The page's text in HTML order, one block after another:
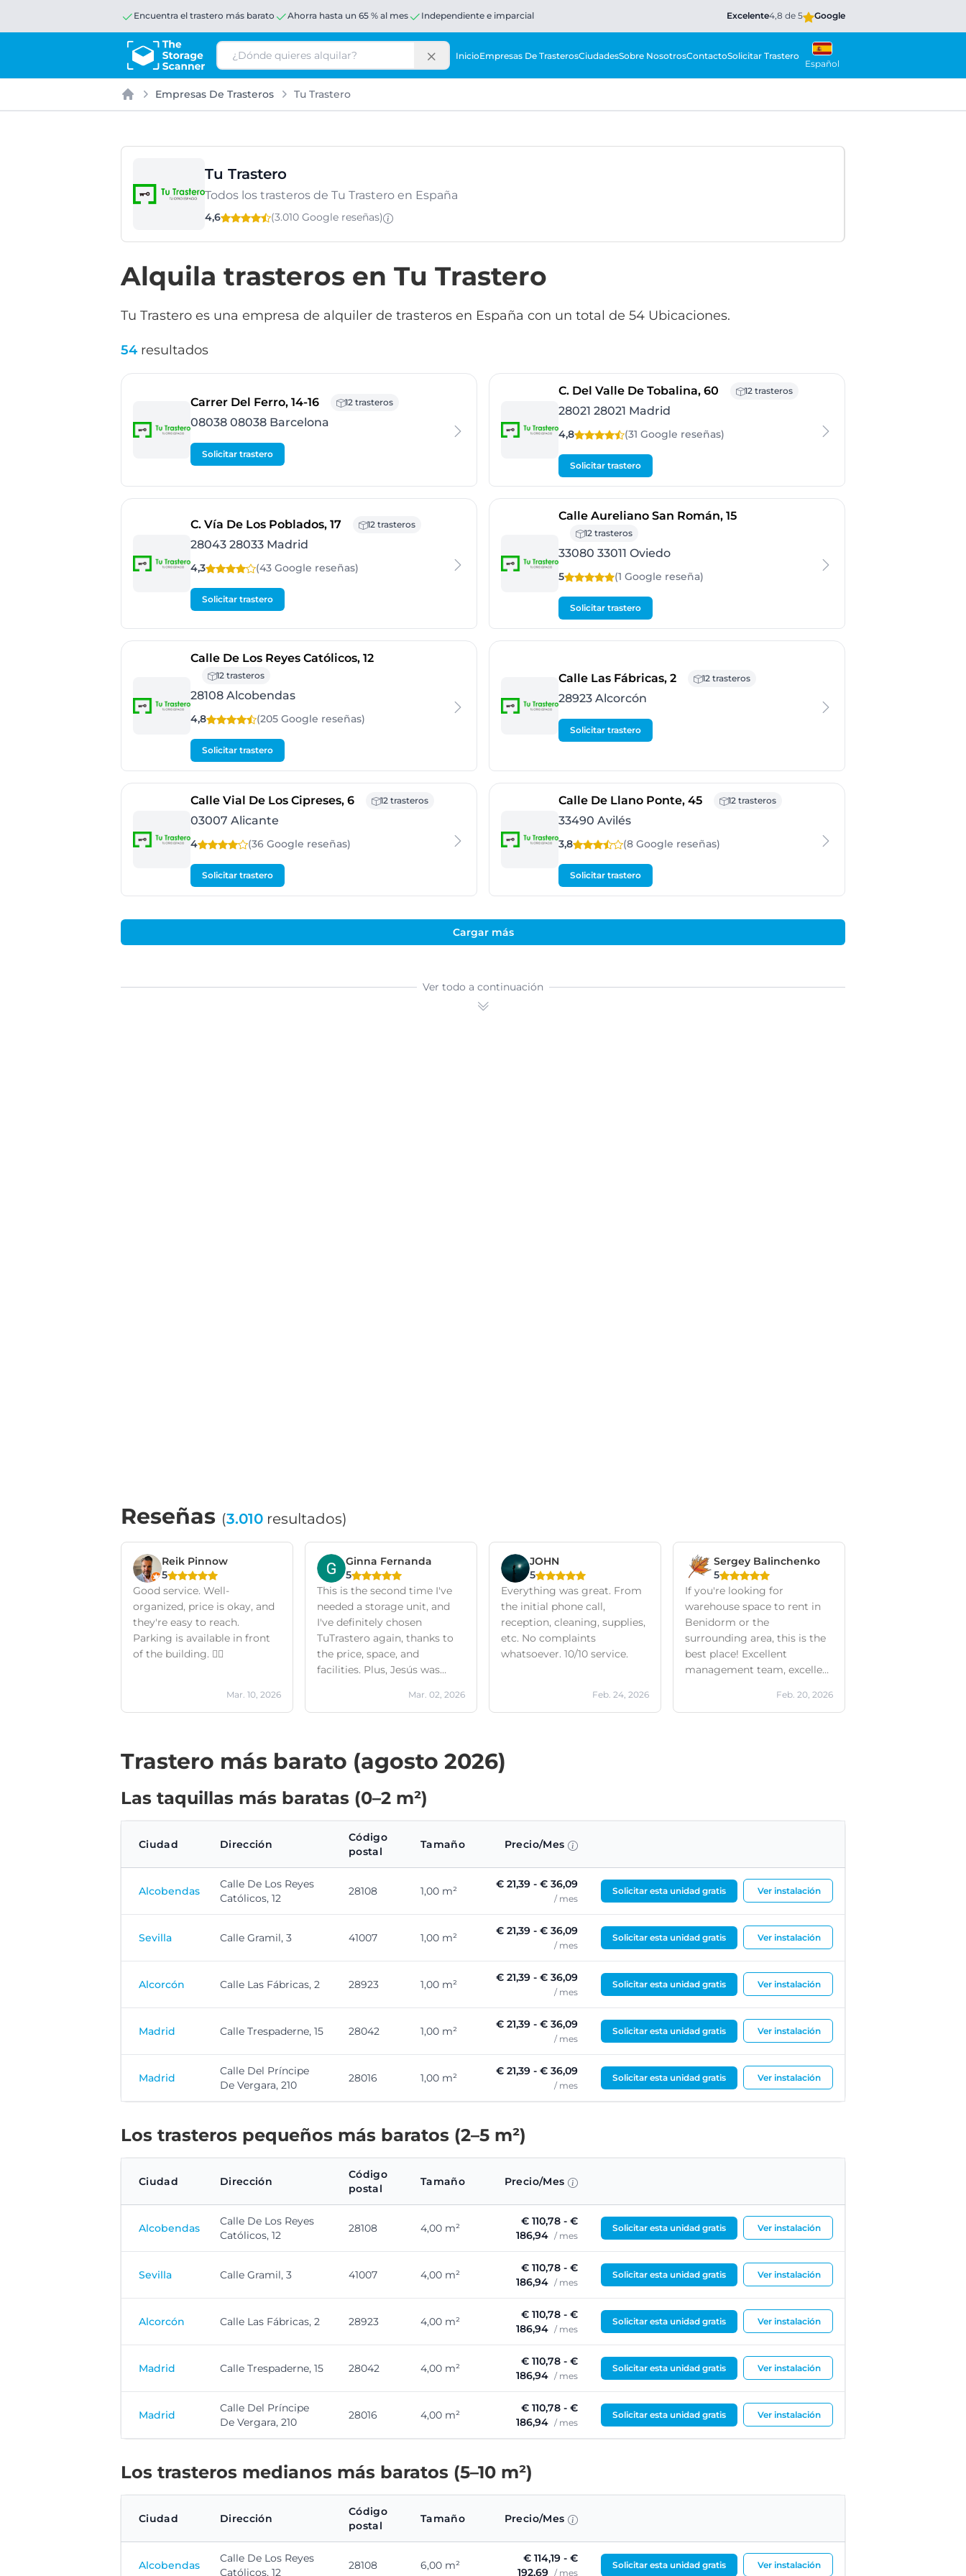
Encuentra el trastero más barato Ahorra hasta un 65 % al mes Independiente e imparcial Excelente4,8 de 5 Google
Buscar InicioEmpresas De TrasterosCiudadesSobre NosotrosContactoSolicitar Trastero
Español
Inicio
Empresas De Trasteros Tu Trastero
Tu Trastero
Todos los trasteros de Tu Trastero en España
4,6 (3.010 Google reseñas)
Alquila trasteros en Tu Trastero
Tu Trastero es una empresa de alquiler de trasteros en España con un total de 54 Ubicaciones.
54 resultados
Carrer Del Ferro, 14-16- 08038 Barcelona
12 trasteros
08038 08038 Barcelona
Solicitar trastero
C. Del Valle De Tobalina, 60 - 28021 Madrid
12 trasteros
28021 28021 Madrid
4,8 (31 Google reseñas)
Solicitar trastero
C. Vía De Los Poblados, 17- 28033 Madrid
12 trasteros
28043 28033 Madrid
4,3 (43 Google reseñas)
Solicitar trastero
Calle Aureliano San Román, 15- 33011 Oviedo
12 trasteros
33080 33011 Oviedo
5 (1 Google reseña)
Solicitar trastero
Calle De Los Reyes Católicos, 12- Alcobendas
12 trasteros
28108 Alcobendas
4,8 (205 Google reseñas)
Solicitar trastero
Calle Las Fábricas, 2- Alcorcón
12 trasteros
28923 Alcorcón
Solicitar trastero
Calle Vial De Los Cipreses, 6- Alicante
12 trasteros
03007 Alicante
4 (36 Google reseñas)
Solicitar trastero
Calle De Llano Ponte, 45- Avilés12 trasteros
33490 Avilés
3,8 (8 Google reseñas)
Solicitar trastero
Cargar más
Ver todo a continuación
Reseñas (3.010 resultados)
Reik Pinnow
5
Good service. Well-
organized, price is okay, and
they're easy to reach.
Parking is available in front
of the building. 👌🏻
Mar. 10, 2026
Ginna Fernanda
5
This is the second time I've
needed a storage unit, and
I've definitely chosen
TuTrastero again, thanks to
the price, space, and
facilities. Plus, Jesús was
Mar. 02, 2026
JOHN
5
Everything was great. From
the initial phone call,
reception, cleaning, supplies,
etc. No complaints
whatsoever. 10/10 service.
Feb. 24, 2026
Sergey Balinchenko
5
If you're looking for
warehouse space to rent in
Benidorm or the
surrounding area, this is the
best place! Excellent
management team, excellent
Feb. 20, 2026
Trastero más barato (agosto 2026)
Las taquillas más baratas (0–2 m²)
Ciudad Dirección
Código
postal
Tamaño Precio/Mes
Alcobendas
Calle De Los Reyes
Católicos, 12
28108 1,00 m²
€ 21,39 - € 36,09
/ mes
Solicitar esta unidad gratis Ver instalación
Sevilla Calle Gramil, 3 41007 1,00 m²
€ 21,39 - € 36,09
/ mes
Solicitar esta unidad gratis Ver instalación
Alcorcón Calle Las Fábricas, 2 28923 1,00 m²
€ 21,39 - € 36,09
/ mes
Solicitar esta unidad gratis Ver instalación
Madrid Calle Trespaderne, 15 28042 1,00 m²
€ 21,39 - € 36,09
/ mes
Solicitar esta unidad gratis Ver instalación
Madrid
Calle Del Príncipe
De Vergara, 210
28016 1,00 m²
€ 21,39 - € 36,09
/ mes
Solicitar esta unidad gratis Ver instalación
Los trasteros pequeños más baratos (2–5 m²)
Ciudad Dirección
Código
postal
Tamaño Precio/Mes
Alcobendas
Calle De Los Reyes
Católicos, 12
28108 4,00 m²
€ 110,78 - €
186,94 / mes
Solicitar esta unidad gratis Ver instalación
Sevilla Calle Gramil, 3 41007 4,00 m²
€ 110,78 - €
186,94 / mes
Solicitar esta unidad gratis Ver instalación
Alcorcón Calle Las Fábricas, 2 28923 4,00 m²
€ 110,78 - €
186,94 / mes
Solicitar esta unidad gratis Ver instalación
Madrid Calle Trespaderne, 15 28042 4,00 m²
€ 110,78 - €
186,94 / mes
Solicitar esta unidad gratis Ver instalación
Madrid
Calle Del Príncipe
De Vergara, 210
28016 4,00 m²
€ 110,78 - €
186,94 / mes
Solicitar esta unidad gratis Ver instalación
Los trasteros medianos más baratos (5–10 m²)
Ciudad Dirección
Código
postal
Tamaño Precio/Mes
Alcobendas
Calle De Los Reyes
Católicos, 12
28108 6,00 m²
€ 114,19 - €
192,69 / mes
Solicitar esta unidad gratis Ver instalación